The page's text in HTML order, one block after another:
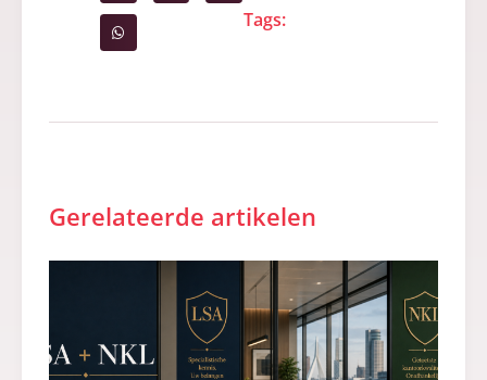
Tags:
Gerelateerde artikelen